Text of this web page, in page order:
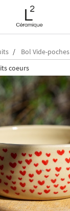
Bol Vide-poches
coeurs